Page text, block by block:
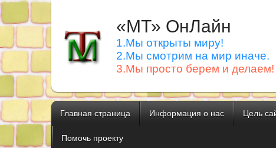
«МТ» ОнЛайн
1.Мы открыты миру!
2.Мы смотрим на мир иначе.
3.Мы просто берем и делаем!
Главная страница Информация о нас Цель
Помочь проекту